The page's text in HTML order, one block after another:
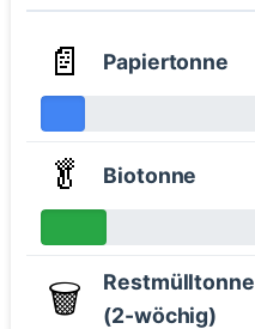
📄 Papiertonne
🥬 Biotonne
🗑️
Restmülltonne
(2-wöchig)